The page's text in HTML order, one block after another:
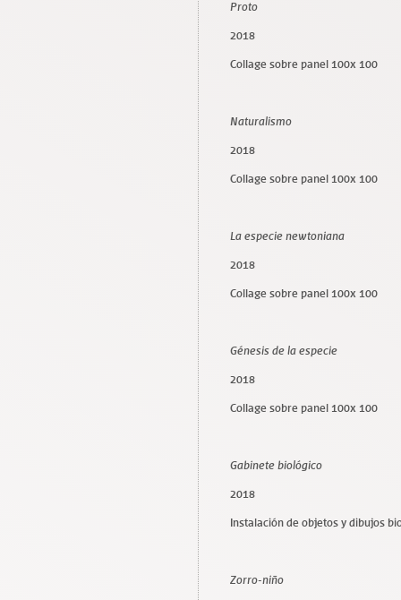
Proto
2018
Collage sobre panel 100x 100
Naturalismo
2018
Collage sobre panel 100x 100
La especie newtoniana
2018
Collage sobre panel 100x 100
Génesis de la especie
2018
Collage sobre panel 100x 100
Gabinete biológico
2018
Instalación de objetos y dibujos
Zorro-niño